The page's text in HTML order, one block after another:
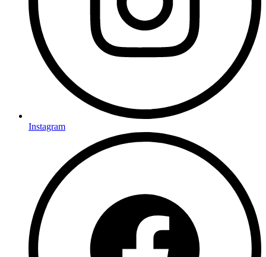
Instagram